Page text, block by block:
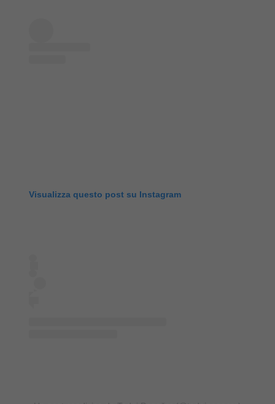
Visualizza questo post su Instagram